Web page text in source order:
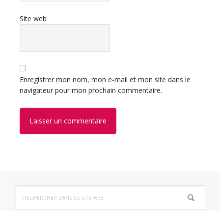
Site web
Enregistrer mon nom, mon e-mail et mon site dans le
navigateur pour mon prochain commentaire.
Barre
latérale
dans